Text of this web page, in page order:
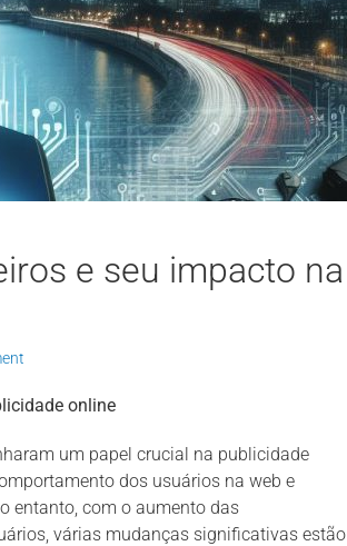
e seu impacto na
online
um papel crucial na publicidade
dos usuários na web e
entanto, com o aumento das
várias mudanças significativas estão